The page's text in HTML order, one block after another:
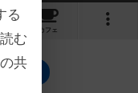
カフェ
に戻る
る
む
共